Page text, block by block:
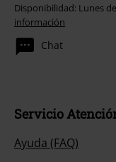
Disponibilidad: Lunes
información
Chat
Servicio
Ayuda (FAQ)